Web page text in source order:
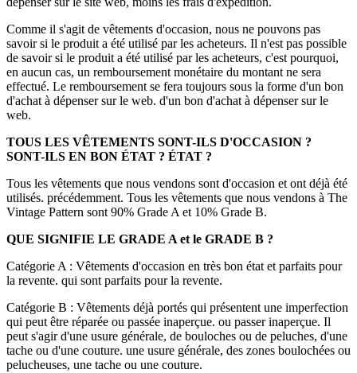
Comme il s'agit de vêtements d'occasion, nous ne pouvons pas
savoir si le produit a été utilisé par les acheteurs. Il n'est pas possible
de savoir si le produit a été utilisé par les acheteurs, c'est pourquoi,
en aucun cas, un remboursement monétaire du montant ne sera
effectué. Le remboursement se fera toujours sous la forme d'un bon
d'achat à dépenser sur le web. d'un bon d'achat à dépenser sur le
web.
TOUS LES VÊTEMENTS SONT-ILS D'OCCASION ?
SONT-ILS EN BON ÉTAT ? ÉTAT ?
Tous les vêtements que nous vendons sont d'occasion et ont déjà été
utilisés. précédemment. Tous les vêtements que nous vendons à The
Vintage Pattern sont 90% Grade A et 10% Grade B.
QUE SIGNIFIE LE GRADE A et le GRADE B ?
Catégorie A : Vêtements d'occasion en très bon état et parfaits pour
la revente. qui sont parfaits pour la revente.
Catégorie B : Vêtements déjà portés qui présentent une imperfection
qui peut être réparée ou passée inaperçue. ou passer inaperçue. Il
peut s'agir d'une usure générale, de bouloches ou de peluches, d'une
tache ou d'une couture. une usure générale, des zones boulochées ou
pelucheuses, une tache ou une couture.